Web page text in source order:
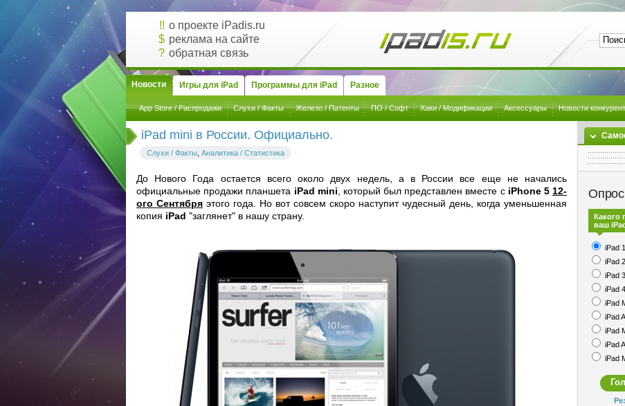
!! о проекте iPadis.ru
$ реклама на сайте
? обратная связь
Новости Игры для iPad Программы для iPad Разное
App Store / Распродажи Слухи / Факты Железо / Патенты ПО / Софт Хаки / Модификации Аксессуары Новости
iPad mini в России. Официально.
Слухи / Факты Аналитика / Статистика
До Нового Года остается всего около двух недель, а в России все еще не начались
официальные продажи планшета iPad mini , который был представлен вместе с iPhone 5 12-
ого Сентября этого года. Но вот совсем скоро наступит чудесный день, когда уменьшенная
копия iPad "заглянет" в нашу страну.
Какого
ваш
iPad 1
iPad 2
iPad 3
iPad 4
iPad
iPad
iPad
iPad
iPad